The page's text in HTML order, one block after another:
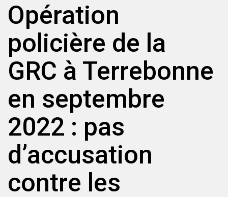
Opération
policière de la
GRC à Terrebonne
en septembre
2022 : pas
d’accusation
contre les